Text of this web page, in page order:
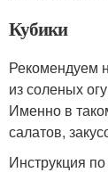
Кубики
Рекомендуем
из соленых
Именно в
салатов,
Инструкция по